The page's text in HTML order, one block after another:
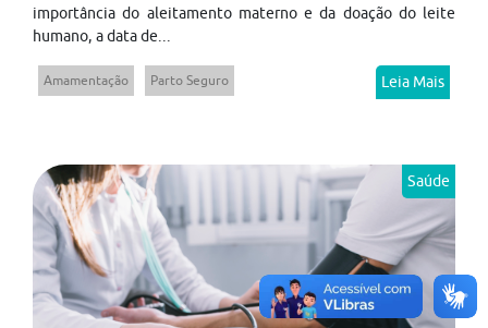
importância do aleitamento materno e da doação do leite
humano, a data de...
Amamentação Parto Seguro Leia Mais
Saúde